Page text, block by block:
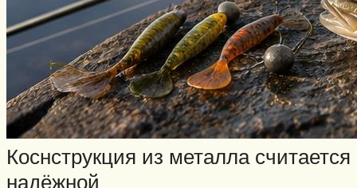
Коснструкция из металла считается
надёжной